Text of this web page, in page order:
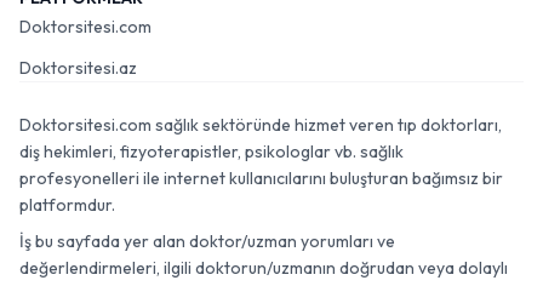
Doktorsitesi.com
Doktorsitesi.az
Doktorsitesi.com sağlık sektöründe hizmet veren tıp doktorları,
diş hekimleri, fizyoterapistler, psikologlar vb. sağlık
profesyonelleri ile internet kullanıcılarını buluşturan bağımsız bir
platformdur.
İş bu sayfada yer alan doktor/uzman yorumları ve
değerlendirmeleri, ilgili doktorun/uzmanın doğrudan veya dolaylı